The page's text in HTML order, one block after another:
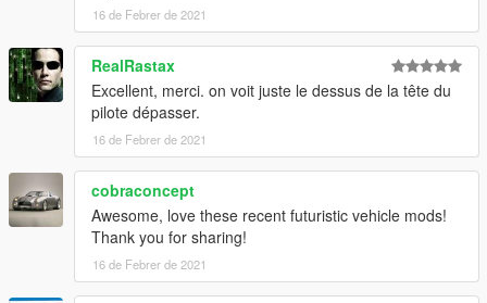
16 de Febrer de 2021
RealRastax
Excellent, merci. on voit juste le dessus de la tête du
pilote dépasser.
16 de Febrer de 2021
cobraconcept
Awesome, love these recent futuristic vehicle mods!
Thank you for sharing!
16 de Febrer de 2021